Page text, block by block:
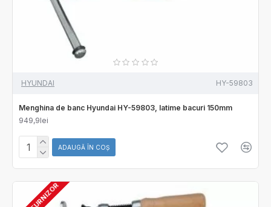
HYUNDAI HY-59803
Menghina de banc Hyundai HY-59803, latime bacuri 150mm
949,9lei
ADAUGĂ ÎN COŞ